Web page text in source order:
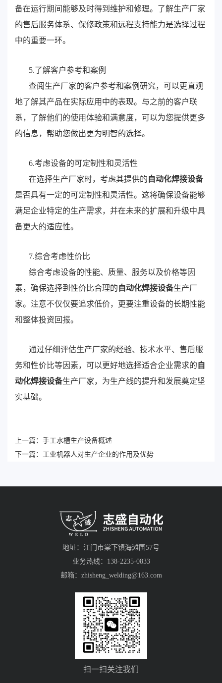
备在运行期间能够及时得到维护和修理。了解生产厂家
的售后服务体系、保修政策和远程支持能力是选择过程
中的重要一环。
5.了解客户参考和案例
查阅生产厂家的客户参考和案例研究，可以更直观
地了解其产品在实际应用中的表现。与之前的客户联
系，了解他们的使用体验和满意度，可以为您提供更多
的信息，帮助您做出更为明智的选择。
6.考虑设备的可定制性和灵活性
在选择生产厂家时，考虑其提供的 自动化焊接设备
是否具有一定的可定制性和灵活性。这将确保设备能够
满足企业特定的生产需求，并在未来的扩展和升级中具
备更大的适应性。
7.综合考虑性价比
综合考虑设备的性能、质量、服务以及价格等因
素，确保选择到性价比合理的 自动化焊接设备生产厂
家。注意不仅仅要追求低价，更要注重设备的长期性能
和整体投资回报。
通过仔细评估生产厂家的经验、技术水平、售后服
务和性价比等因素，可以更好地选择适合企业需求的 自
动化焊接设备生产厂家，为生产线的提升和发展奠定坚
实基础。
上一篇： 手工水槽生产设备概述
下一篇： 工业机器人对生产企业的作用及优势
地址：江门市棠下镇海滩围57号
业务热线：138-2235-0833
邮箱：zhisheng_welding@163.com
扫一扫关注我们